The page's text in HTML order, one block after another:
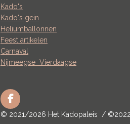
Kado's
Kado's gein
Heliumballonnen
Feest artikelen
Carnaval
Nijmeegse Vierdaagse
F
a
© 2021/2026 Het Kadopaleis /